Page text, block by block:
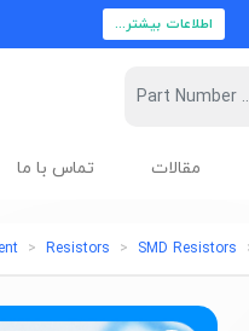
اطلاعات بیشتر...
مقالات تماس با ما
Resistors SMD Resistors